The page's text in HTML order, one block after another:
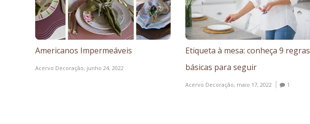
Americanos Impermeáveis
Acervo Decoração, junho 24, 2022
Etiqueta à mesa: conheça 9 regras
básicas para seguir
Acervo Decoração, maio 17, 2022 1